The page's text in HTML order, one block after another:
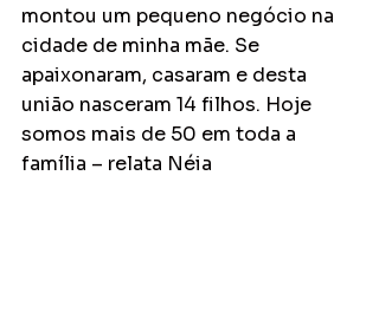
montou um pequeno negócio na
cidade de minha mãe. Se
apaixonaram, casaram e desta
união nasceram 14 filhos. Hoje
somos mais de 50 em toda a
família – relata Néia